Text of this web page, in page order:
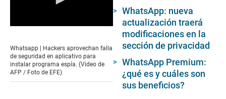
of
1
minute,
10
seconds
Whatsapp | Hackers aprovechan falla
de seguridad en aplicativo para
instalar programa espía. (Video de
AFP / Foto de EFE)
WhatsApp: nueva
actualización traerá
modificaciones en la
sección de privacidad
WhatsApp Premium:
¿qué es y cuáles son
sus beneficios?